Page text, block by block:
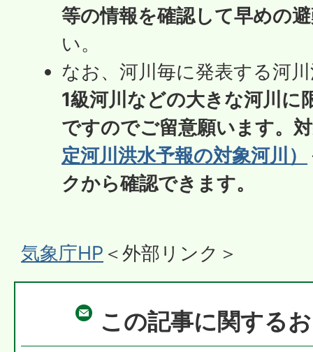
等の情報を確認して早めの
い。
なお、河川毎に発表する河
1級河川などの大きな河川に
ですのでご留意願います。
定河川洪水予報の対象河川）
クから確認できます。
気象庁HP ＜外部リンク＞
この記事に関する